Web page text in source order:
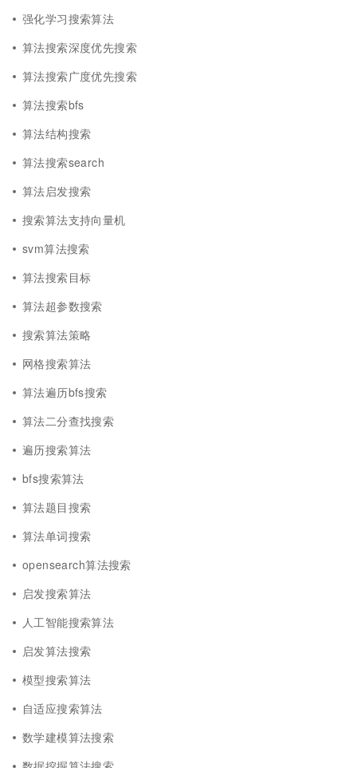
强化学习搜索算法
算法搜索深度优先搜索
算法搜索广度优先搜索
算法搜索bfs
算法结构搜索
算法搜索search
算法启发搜索
搜索算法支持向量机
svm算法搜索
算法搜索目标
算法超参数搜索
搜索算法策略
网格搜索算法
算法遍历bfs搜索
算法二分查找搜索
遍历搜索算法
bfs搜索算法
算法题目搜索
算法单词搜索
opensearch算法搜索
启发搜索算法
人工智能搜索算法
启发算法搜索
模型搜索算法
自适应搜索算法
数学建模算法搜索